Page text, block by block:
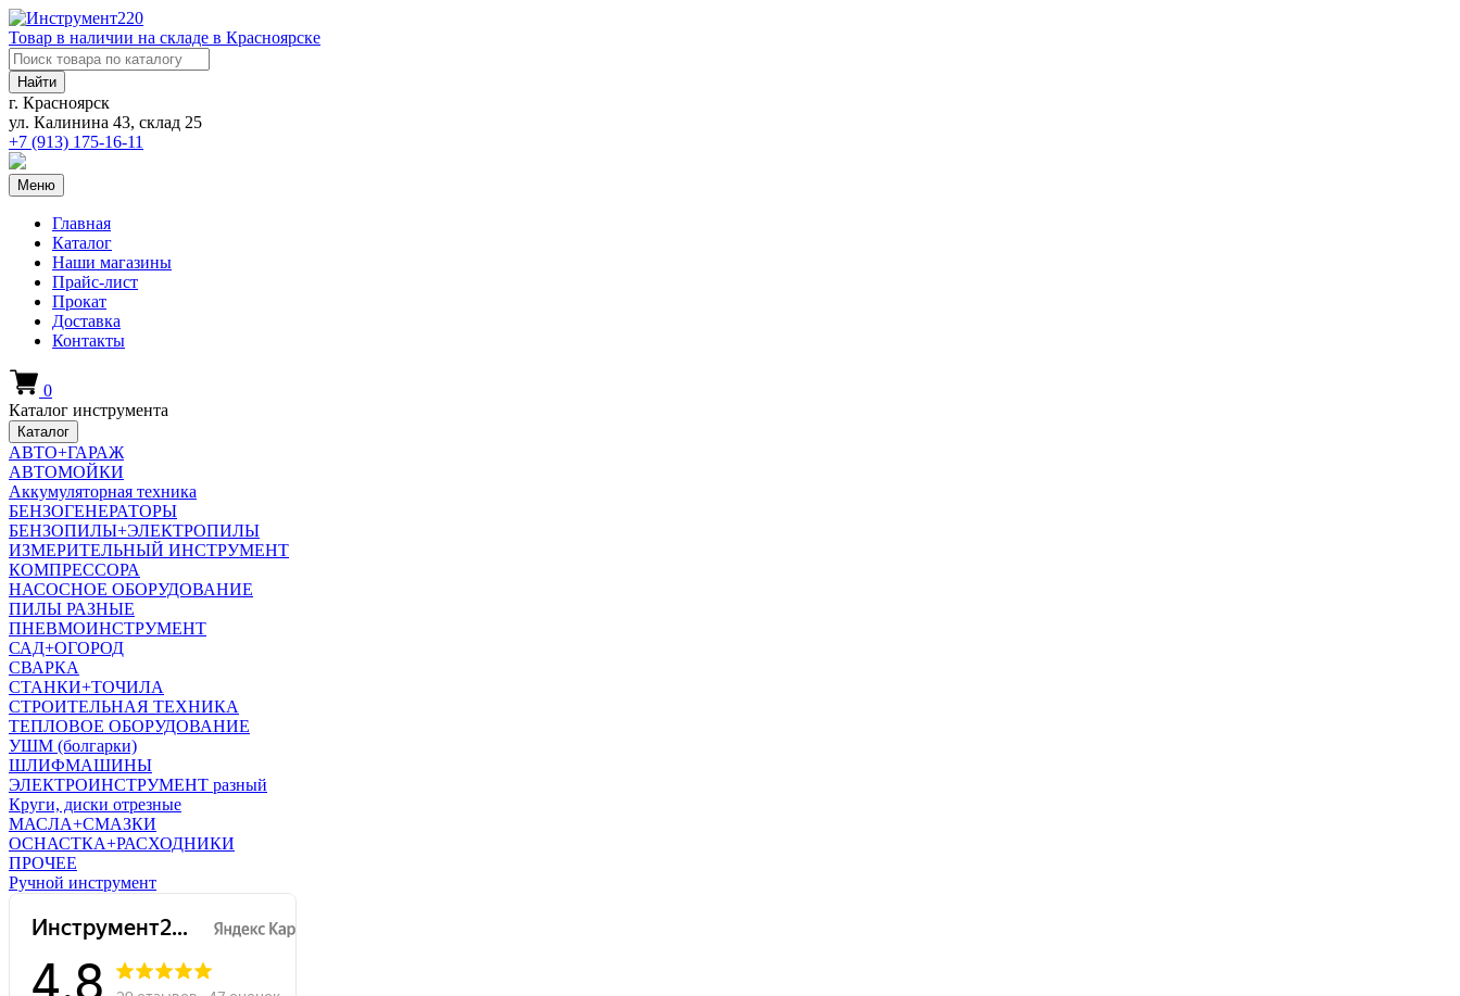
Товар в наличии на складе в Красноярске
Найти
г. Красноярск
ул. Калинина 43, склад 25
+7 (913) 175-16-11
Меню
Главная
Каталог
Наши магазины
Прайс-лист
Прокат
Доставка
Контакты
0
Каталог инструмента
Каталог
АВТО+ГАРАЖ
АВТОМОЙКИ
Аккумуляторная техника
БЕНЗОГЕНЕРАТОРЫ
БЕНЗОПИЛЫ+ЭЛЕКТРОПИЛЫ
ИЗМЕРИТЕЛЬНЫЙ ИНСТРУМЕНТ
КОМПРЕССОРА
НАСОСНОЕ ОБОРУДОВАНИЕ
ПИЛЫ РАЗНЫЕ
ПНЕВМОИНСТРУМЕНТ
САД+ОГОРОД
СВАРКА
СТАНКИ+ТОЧИЛА
СТРОИТЕЛЬНАЯ ТЕХНИКА
ТЕПЛОВОЕ ОБОРУДОВАНИЕ
УШМ (болгарки)
ШЛИФМАШИНЫ
ЭЛЕКТРОИНСТРУМЕНТ разный
Круги, диски отрезные
МАСЛА+СМАЗКИ
ОСНАСТКА+РАСХОДНИКИ
ПРОЧЕЕ
Ручной инструмент